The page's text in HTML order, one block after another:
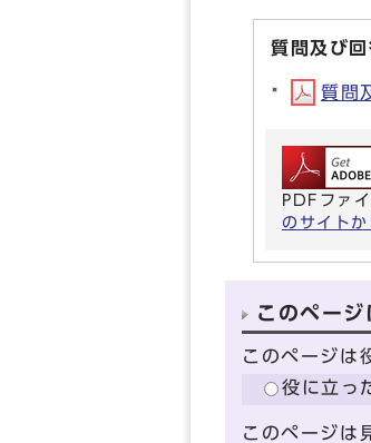
質問及び回
質問
PDFファ
のサイト
このペー
このページは
役に立っ
このページは